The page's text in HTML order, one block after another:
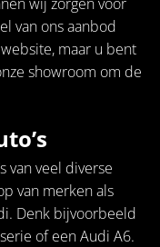
van ons aanbod
maar u bent
showroom om de
van veel diverse
van merken als
Denk bijvoorbeeld
of een Audi A6.